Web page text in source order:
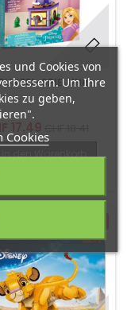
SPIELUHR
In den Warenkorb
hinzufügen
und Cookies von
Um Ihre
zu geben,
Cookies